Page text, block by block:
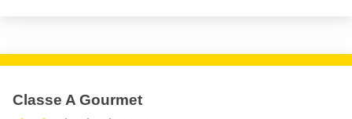
Classe A Gourmet